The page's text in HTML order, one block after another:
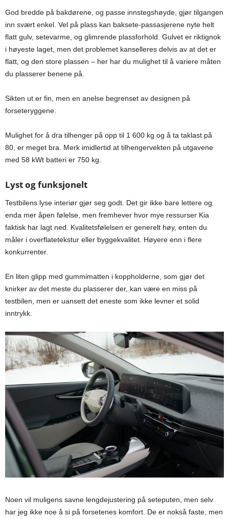
God bredde på bakdørene, og passe innstegshøyde, gjør tilgangen
inn svært enkel. Vel på plass kan baksete-passasjerene nyte helt
flatt gulv, setevarme, og glimrende plassforhold. Gulvet er riktignok
i høyeste laget, men det problemet kanselleres delvis av at det er
flatt, og den store plassen – her har du mulighet til å variere måten
du plasserer benene på.
Sikten ut er fin, men en anelse begrenset av designen på
forseteryggene.
Mulighet for å dra tilhenger på opp til 1 600 kg og å ta taklast på
80, er meget bra. Merk imidlertid at tilhengervekten på utgavene
med 58 kWt batteri er 750 kg.
Lyst og funksjonelt
Testbilens lyse interiør gjør seg godt. Det gir ikke bare lettere og
enda mer åpen følelse, men fremhever hvor mye ressurser Kia
faktisk har lagt ned. Kvalitetsfølelsen er generelt høy, enten du
måler i overflatetekstur eller byggekvalitet. Høyere enn i flere
konkurrenter.
En liten glipp med gummimatten i koppholderne, som gjør det
knirker av det meste du plasserer der, kan være en miss på
testbilen, men er uansett det eneste som ikke levner et solid
inntrykk.
Noen vil muligens savne lengdejustering på seteputen, men selv
har jeg ikke noe å si på forsetenes komfort. De er nokså faste, men